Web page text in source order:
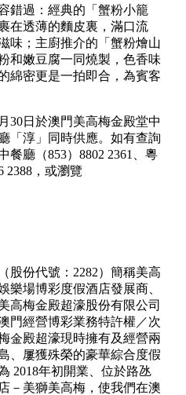
錯過：經典的「蟹粉小籠
在透薄的麵皮裏，滿口流
味；主廚推介的「蟹粉燴山
和嫩豆腐一同燒製，色香味
綿密更是一拍即合，為賓客
30日於澳門美高梅金殿堂中
「淳」同時供應。如有查詢
餐廳（853）8802 2361、粵
2388，或瀏覽
股份代號：2282）簡稱美高
樂場博彩度假酒店發展商、
高梅金殿超濠股份有限公司
門經營博彩業務特許權／次
金殿超濠現時擁有及經營兩
、屢獲殊榮的豪華綜合度假
2018年初開業、位於路氹
－美獅美高梅，使我們在澳